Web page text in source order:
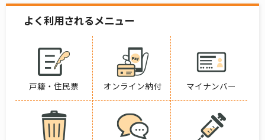
よく利用されるメニュー
戸籍・住民票 オンライン納付 マイナンバー